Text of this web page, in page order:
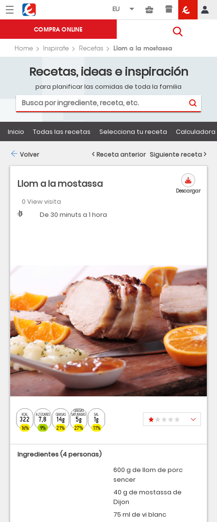
Menú Eroski
COMPRA ONLINE
Home Inspirate Recetas Llom a la mostassa
Recetas, ideas e inspiración
para planificar las comidas de toda la familia
Inicio Todas las recetas Selecciona tu receta
Llom a la mostassa
0 View visita
Dificultad
Tiempo De 30 minuts a 1 hora
Descargar
KCAL
322
16%
AZÚCARES
7,8
9%
GRASAS
14g
21%
GRASAS
SATURADAS
5g
27%
SAL
1g
11%
Ingredientes(4 personas)
600 g de llom de porc
sencer
40 g de mostassa de
Dijon
75 ml de vi blanc
Volver Receta anterior Siguiente receta